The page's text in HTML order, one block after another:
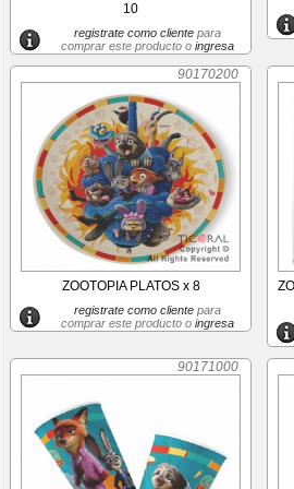
10
registrate como clientepara
comprar este producto o ingresa
90170200
ZOOTOPIA PLATOS x 8
registrate como clientepara
comprar este producto o ingresa
90171000